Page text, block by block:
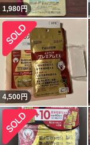
1,980円
4,500円